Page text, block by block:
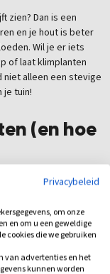
zien? Dan is een
en je hout is beter
Wil je er iets
of laat klimplanten
niet alleen een stevige
je tuin!
(en hoe
de paal moet in de
boel.
bodems is beton
lijn te krijgen.
Privacybeleid
om onze
en om u een geweldige
cookies die we gebruiken
van advertenties en het
kunnen worden